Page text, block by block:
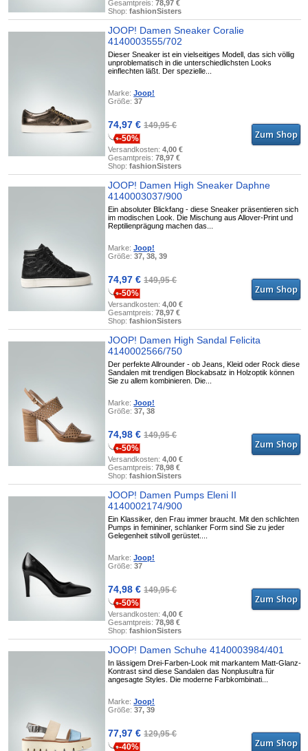
Gesamtpreis:78,97 €
Shop:fashionSisters
JOOP! Damen Sneaker Coralie
4140003555/702
Dieser Sneaker ist ein vielseitiges Modell, das sich völlig
unproblematisch in die unterschiedlichsten Looks
einflechten läßt. Der spezielle...
Marke:Joop!
Größe:37
74,97 €149,95 €
-50%
Versandkosten:4,00 €
Gesamtpreis:78,97 €
Shop:fashionSisters
JOOP! Damen High Sneaker Daphne
4140003037/900
Ein absoluter Blickfang - diese Sneaker präsentieren sich
im modischen Look. Die Mischung aus Allover-Print und
Reptilienprägung machen das...
Marke:Joop!
Größe:37, 38, 39
74,97 €149,95 €
-50%
Versandkosten:4,00 €
Gesamtpreis:78,97 €
Shop:fashionSisters
JOOP! Damen High Sandal Felicita
4140002566/750
Der perfekte Allrounder - ob Jeans, Kleid oder Rock diese
Sandalen mit trendigen Blockabsatz in Holzoptik können
Sie zu allem kombinieren. Die...
Marke:Joop!
Größe:37, 38
74,98 €149,95 €
-50%
Versandkosten:4,00 €
Gesamtpreis:78,98 €
Shop:fashionSisters
JOOP! Damen Pumps Eleni II
4140002174/900
Ein Klassiker, den Frau immer braucht. Mit den schlichten
Pumps in femininer, schlanker Form sind Sie zu jeder
Gelegenheit stilvoll gerüstet....
Marke:Joop!
Größe:37
74,98 €149,95 €
-50%
Versandkosten:4,00 €
Gesamtpreis:78,98 €
Shop:fashionSisters
JOOP! Damen Schuhe 4140003984/401
In lässigem Drei-Farben-Look mit markantem Matt-Glanz-
Kontrast sind diese Sandalen das Nonplusultra für
angesagte Styles. Die moderne Farbkombinati...
Marke:Joop!
Größe:37, 39
77,97 €129,95 €
-40%